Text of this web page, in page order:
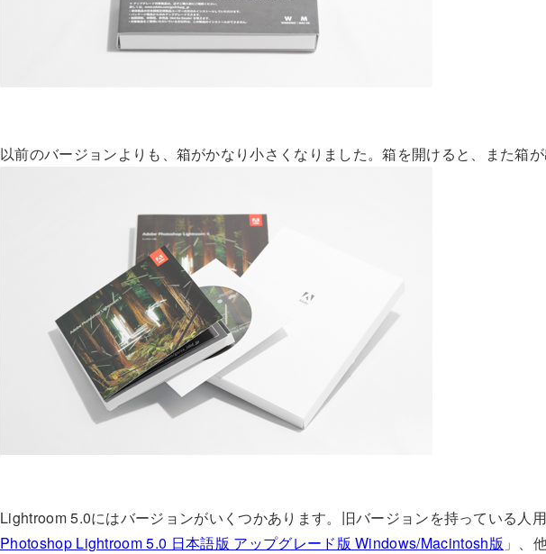
以前のバージョンよりも、箱がかなり小さくなりました。箱を開けると、また箱が
Lightroom 5.0にはバージョンがいくつかあります。旧バージョンを持っている人
Photoshop Lightroom 5.0 日本語版 アップグレード版 Windows/Macintosh版 」、